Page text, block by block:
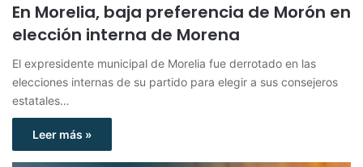
En Morelia, baja preferencia de Morón en
elección interna de Morena
El expresidente municipal de Morelia fue derrotado en las
elecciones internas de su partido para elegir a sus consejeros
estatales…
Leer más »